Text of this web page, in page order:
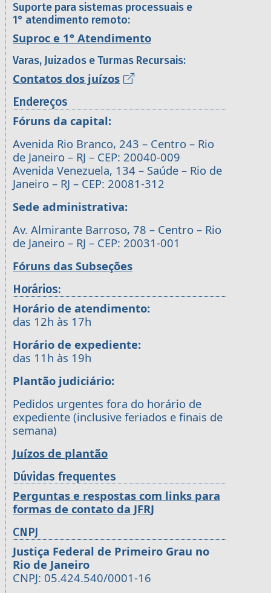
Suporte para sistemas processuais e
1° atendimento remoto:
Suproc e 1° Atendimento
Varas, Juizados e Turmas Recursais:
Contatos dos juízos
Endereços
Fóruns da capital:
Avenida Rio Branco, 243 – Centro – Rio
de Janeiro – RJ – CEP: 20040-009
Avenida Venezuela, 134 – Saúde – Rio de
Janeiro – RJ – CEP: 20081-312
Sede administrativa:
Av. Almirante Barroso, 78 – Centro – Rio
de Janeiro – RJ – CEP: 20031-001
Fóruns das Subseções
Horários:
Horário de atendimento:
das 12h às 17h
Horário de expediente:
das 11h às 19h
Plantão judiciário:
Pedidos urgentes fora do horário de
expediente (inclusive feriados e finais de
semana)
Juízos de plantão
Dúvidas frequentes
Perguntas e respostas com links para
formas de contato da JFRJ
CNPJ
Justiça Federal de Primeiro Grau no
Rio de Janeiro
CNPJ: 05.424.540/0001-16